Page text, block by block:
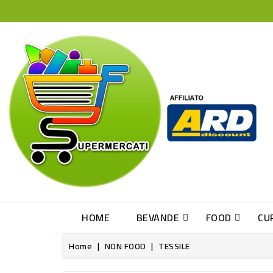
HOME BEVANDE FOOD
Home NON FOOD TESSILE